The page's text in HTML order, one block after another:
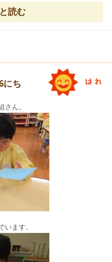
た！
ども達です。
かり
いいですね。
た。
？」
うです。
読む
ち
さん。
います。